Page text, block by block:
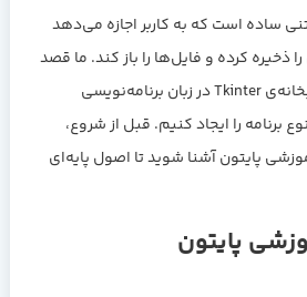
ساده است که به کاربر اجازه می‌دهد
ذخیره کرده و فایل‌ها را باز کند. ما قصد
داریم با استفاده از کتابخانه‌ی Tkinter در زبان برنامه‌نویسی
برنامه را ایجاد کنیم. قبل از شروع،
پایتون آشنا شوید تا اصول پایه‌ای
پایتون